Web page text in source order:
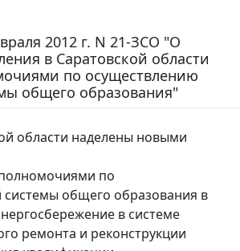
2012 г. N 21-ЗСО "О
в Саратовской области
по осуществлению
общего образования"
области наделены новыми
по
общего образования в
в системе
ремонта и реконструкции